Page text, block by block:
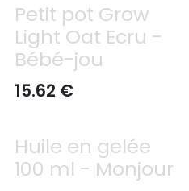
Petit pot Grow
Light Oat Ecru -
Bébé-jou
15.62 €
Huile en gelée
100 ml - Monjour